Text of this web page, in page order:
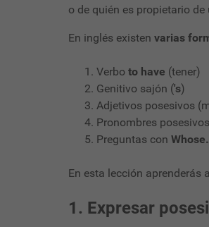
o de quién es propietario de
En inglés existen varias
Verbo to have (tener)
Genitivo sajón ('s)
Adjetivos posesivos
Pronombres
Preguntas con
En esta lección aprenderás
1. Expresar